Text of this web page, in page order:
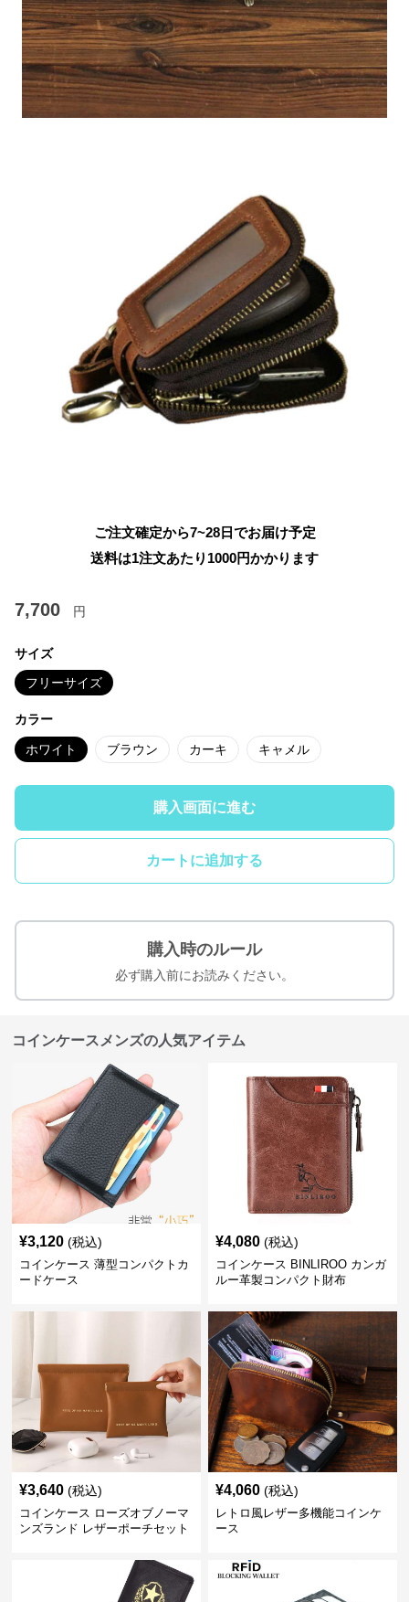
ご注文確定から7~28日でお届け予定
送料は1注文あたり 1000円かかります
7,700 円
サイズ
フリーサイズ
カラー
ホワイト ブラウン カーキ キャメル
購入画面に進む
カートに追加する
購入時のルール
必ず購入前にお読みください。
コインケースメンズの人気アイテム
¥3,120 (税込)
コインケース 薄型コンパクトカ
ードケース
¥4,080 (税込)
コインケース BINLIROO カンガ
ルー革製コンパクト財布
¥3,640 (税込)
コインケース ローズオブノーマ
ンズランド レザーポーチセット
¥4,060 (税込)
レトロ風レザー多機能コインケ
ース